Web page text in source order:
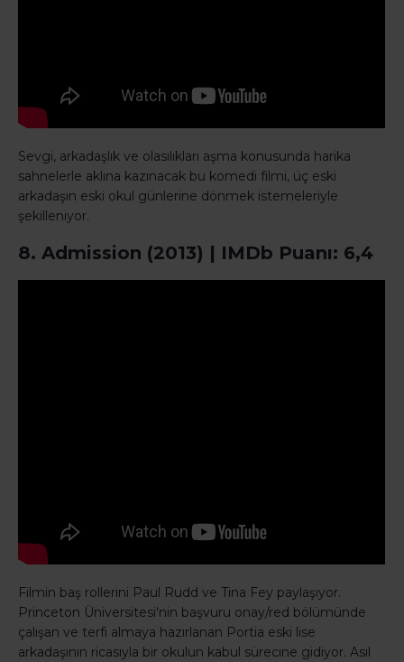
Sevgi, arkadaşlık ve olasılıkları aşma konusunda harika
sahnelerle aklına kazınacak bu komedi filmi, üç eski
arkadaşın eski okul günlerine dönmek istemeleriyle
şekilleniyor.
8. Admission (2013) | IMDb Puanı: 6,4
Filmin baş rollerini Paul Rudd ve Tina Fey paylaşıyor.
Princeton Üniversitesi'nin başvuru onay/red bölümünde
çalışan ve terfi almaya hazırlanan Portia eski lise
arkadaşının ricasıyla bir okulun kabul sürecine gidiyor. Asıl